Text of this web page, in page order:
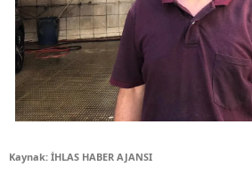
Kaynak: İHLAS HABER AJANSI